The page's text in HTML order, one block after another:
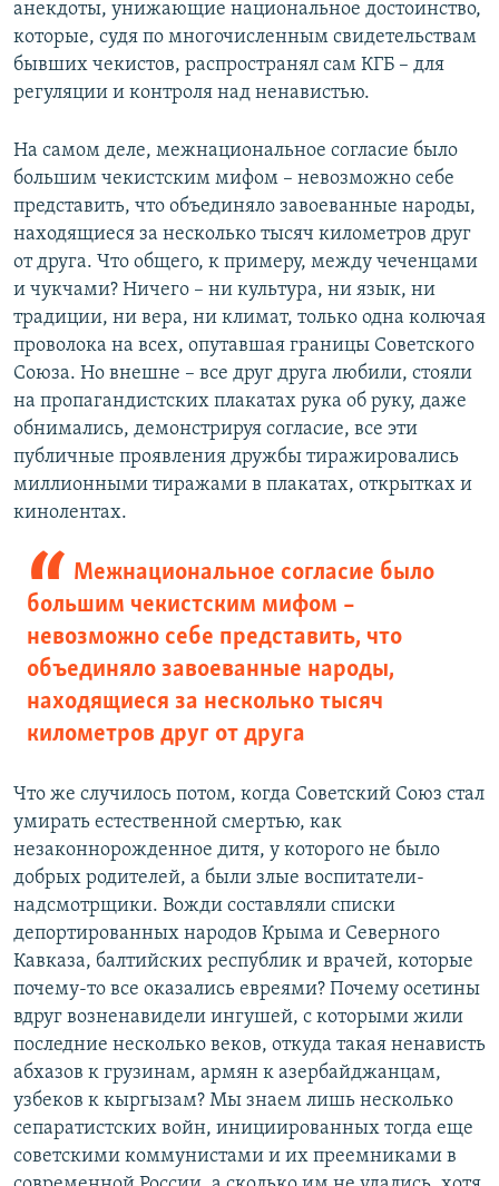
анекдоты, унижающие национальное достоинство,
которые, судя по многочисленным свидетельствам
бывших чекистов, распространял сам КГБ – для
регуляции и контроля над ненавистью.
На самом деле, межнациональное согласие было
большим чекистским мифом – невозможно себе
представить, что объединяло завоеванные народы,
находящиеся за несколько тысяч километров друг
от друга. Что общего, к примеру, между чеченцами
и чукчами? Ничего – ни культура, ни язык, ни
традиции, ни вера, ни климат, только одна колючая
проволока на всех, опутавшая границы Советского
Союза. Но внешне – все друг друга любили, стояли
на пропагандистских плакатах рука об руку, даже
обнимались, демонстрируя согласие, все эти
публичные проявления дружбы тиражировались
миллионными тиражами в плакатах, открытках и
кинолентах.
Межнациональное согласие было
большим чекистским мифом –
невозможно себе представить, что
объединяло завоеванные народы,
находящиеся за несколько тысяч
километров друг от друга
Что же случилось потом, когда Советский Союз стал
умирать естественной смертью, как
незаконнорожденное дитя, у которого не было
добрых родителей, а были злые воспитатели-
надсмотрщики. Вожди составляли списки
депортированных народов Крыма и Северного
Кавказа, балтийских республик и врачей, которые
почему-то все оказались евреями? Почему осетины
вдруг возненавидели ингушей, с которыми жили
последние несколько веков, откуда такая ненависть
абхазов к грузинам, армян к азербайджанцам,
узбеков к кыргызам? Мы знаем лишь несколько
сепаратистских войн, инициированных тогда еще
советскими коммунистами и их преемниками в